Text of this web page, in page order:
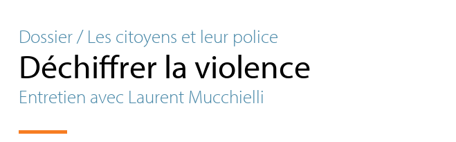
Dossier / Les citoyens et leur police
Déchiffrer la violence
Entretien avec Laurent Mucchielli